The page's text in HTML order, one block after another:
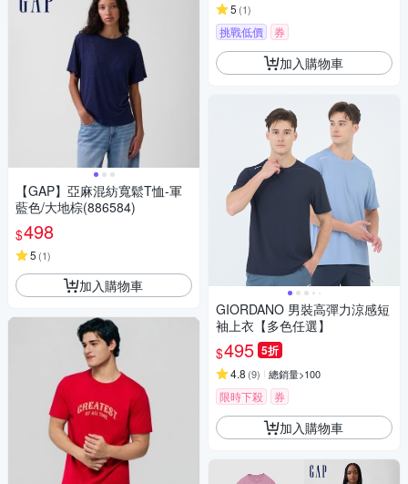
【GAP】亞麻混紡寬鬆T恤-軍
藍色/大地棕(886584)
$498
5 (1)
加入購物車
5 (1)
挑戰低價 券
加入購物車
GIORDANO 男裝高彈力涼感短
袖上衣【多色任選】
$495 5折
4.8 (9) 總銷量>100
限時下殺 券
加入購物車